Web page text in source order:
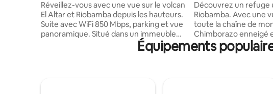
850 Mbit/s + Parking
Réveillez-vous avec une vue sur le volcan
El Altar et Riobamba depuis les hauteurs.
Suite avec WiFi 850 Mbps, parking et vue
panoramique. Situé dans un immeuble
exclusif, à quelques pas de la Zona Rosa,
des restaurants, des banques et des
le Chimborazo
Découvrez un refuge
Riobamba. Avec une
toute la chaîne de
Chimborazo enneigé
Riobamba. Cette maison rurale,
chaleureuse et
Équipements